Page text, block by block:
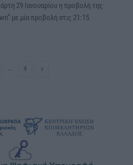
29 Ιανουαρίου η προβολή της
με μία προβολή στις 21:15
9 Next